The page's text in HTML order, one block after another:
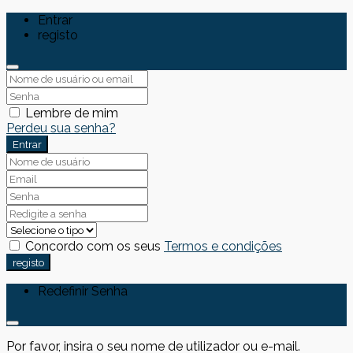
Entrar
registo
Lembre de mim
Perdeu sua senha?
Entrar
Concordo com os seus Termos e condições
registo
Redefinir Senha
Por favor, insira o seu nome de utilizador ou e-mail.